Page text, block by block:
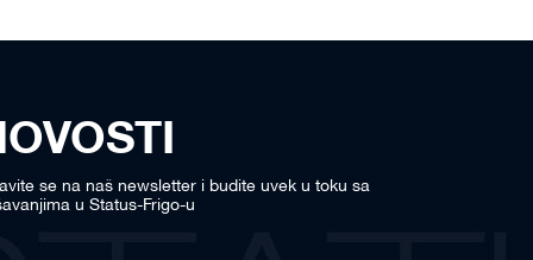
se na naš newsletter i budite uvek u toku sa
u Status-Frigo-u